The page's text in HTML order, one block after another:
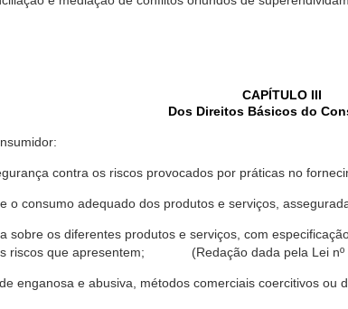
CAPÍTULO III
Dos Direitos Básicos do
contra os riscos provocados por práticas no
o consumo adequado dos produtos e serviços,
sobre os diferentes produtos e serviços, com
os riscos que apresentem; (Redação dada pela Lei nº
enganosa e abusiva, métodos comerciais coercitivos